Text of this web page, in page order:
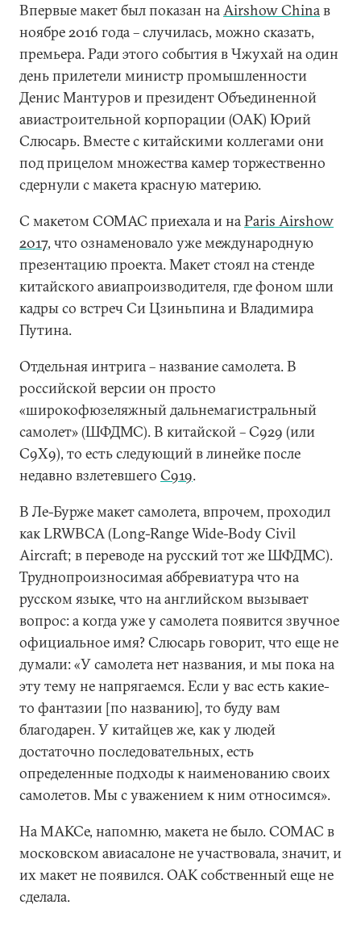
Впервые макет был показан наAirshow Chinaв
ноябре 2016 года – случилась, можно сказать,
премьера. Ради этого события в Чжухай на один
день прилетели министр промышленности
Денис Мантуров и президент Объединенной
авиастроительной корпорации (ОАК) Юрий
Слюсарь. Вместе с китайскими коллегами они
под прицелом множества камер торжественно
сдернули с макета красную материю.
С макетом COMAC приехала и наParis Airshow
2017, что ознаменовало уже международную
презентацию проекта. Макет стоял на стенде
китайского авиапроизводителя, где фоном шли
кадры со встреч Си Цзиньпина и Владимира
Путина.
Отдельная интрига – название самолета. В
российской версии он просто
«широкофюзеляжный дальнемагистральный
самолет» (ШФДМС). В китайской – С929 (или
С9Х9), то есть следующий в линейке после
недавно взлетевшего С919.
В Ле-Бурже макет самолета, впрочем, проходил
как LRWBCA (Long-Range Wide-Body Civil
Aircraft; в переводе на русский тот же ШФДМС).
Труднопроизносимая аббревиатура что на
русском языке, что на английском вызывает
вопрос: а когда уже у самолета появится звучное
официальное имя? Слюсарь говорит, что еще не
думали: «У самолета нет названия, и мы пока на
эту тему не напрягаемся. Если у вас есть какие-
то фантазии [по названию], то буду вам
благодарен. У китайцев же, как у людей
достаточно последовательных, есть
определенные подходы к наименованию своих
самолетов. Мы с уважением к ним относимся».
На МАКСе, напомню, макета не было. COMAC в
московском авиасалоне не участвовала, значит, и
их макет не появился. ОАК собственный еще не
сделала.